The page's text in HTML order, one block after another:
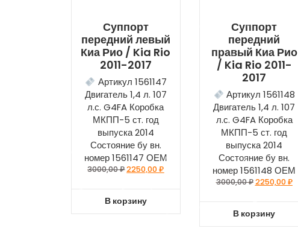
Суппорт
передний левый
Киа Рио / Kia Rio
2011-2017
Артикул 1561147
Двигатель 1,4 л. 107
л.с. G4FA Коробка
МКПП-5 ст. год
выпуска 2014
Состояние бу вн.
номер 1561147 ОЕМ
3000,00₽2250,00₽
В корзину
Суппорт
передний
правый Киа Рио
/ Kia Rio 2011-
2017
Артикул 1561148
Двигатель 1,4 л. 107
л.с. G4FA Коробка
МКПП-5 ст. год
выпуска 2014
Состояние бу вн.
номер 1561148 ОЕМ
3000,00₽2250,00₽
В корзину